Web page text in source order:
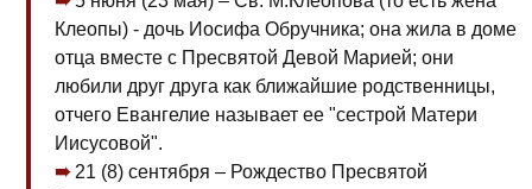
Клеопы) - дочь Иосифа Обручника; она жила в доме
отца вместе с Пресвятой Девой Марией; они
любили друг друга как ближайшие родственницы,
отчего Евангелие называет ее "сестрой Матери
Иисусовой".
21 (8) сентября – Рождество Пресвятой